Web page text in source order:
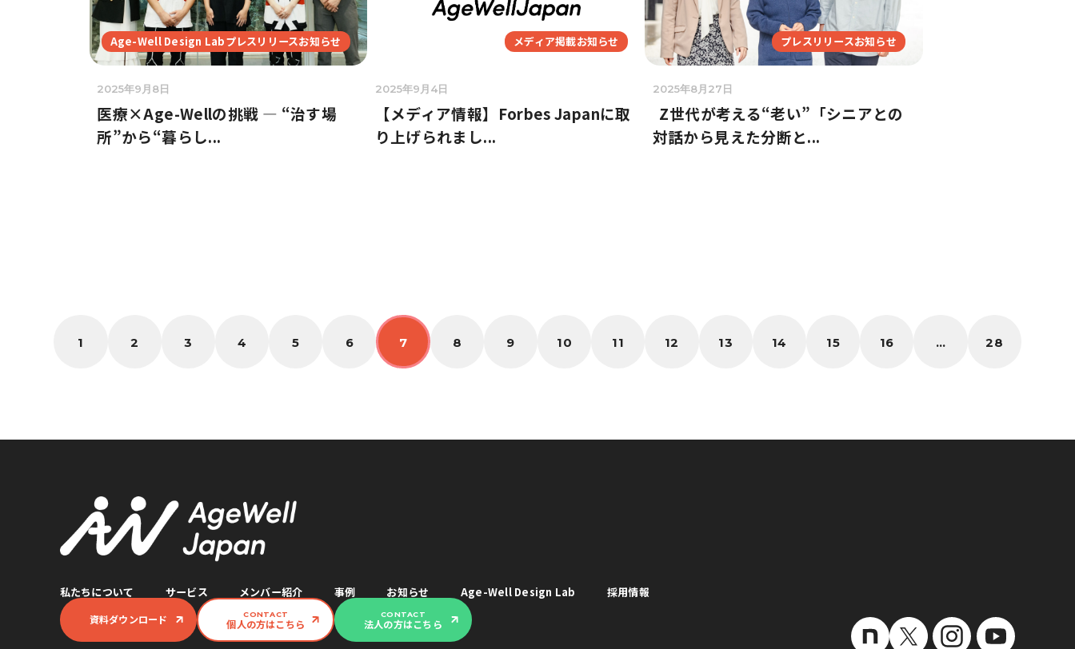
Age-Well Design Labプレスリリースお知らせ
2025年9月8日
医療×Age-Wellの挑戦 ― “治す場
所”から“暮らし...
メディア掲載お知らせ
2025年9月4日
【メディア情報】Forbes Japanに取
り上げられまし...
プレスリリースお知らせ
2025年8月27日
Z世代が考える“老い”「シニアとの
対話から見えた分断と...
1 2 3 4 5 6 7 8 9 10 11 12 13 14 15 16 … 28
私たちについて サービス メンバー紹介 事例 お知らせ Age-Well Design Lab 採用情報
CONTACT
法人の方はこちら
CONTACT
個人の方はこちら
資料ダウンロード